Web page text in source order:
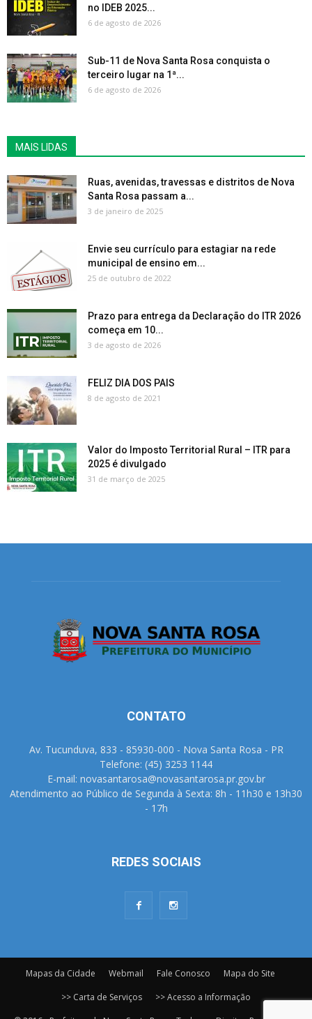
no IDEB 2025...
6 de agosto de 2026
Sub-11 de Nova Santa Rosa conquista o
terceiro lugar na 1ª...
6 de agosto de 2026
MAIS LIDAS
Ruas, avenidas, travessas e distritos de Nova
Santa Rosa passam a...
3 de janeiro de 2025
Envie seu currículo para estagiar na rede
municipal de ensino em...
25 de outubro de 2022
Prazo para entrega da Declaração do ITR 2026
começa em 10...
3 de agosto de 2026
FELIZ DIA DOS PAIS
8 de agosto de 2021
Valor do Imposto Territorial Rural – ITR para
2025 é divulgado
31 de março de 2025
CONTATO
Av. Tucunduva, 833 - 85930-000 - Nova Santa Rosa - PR
Telefone: (45) 3253 1144
E-mail: novasantarosa@novasantarosa.pr.gov.br
Atendimento ao Público de Segunda à Sexta: 8h - 11h30 e 13h30
- 17h
REDES SOCIAIS
Mapas da Cidade Webmail Fale Conosco
Mapa do Site
>> Carta de Serviços
>> Acesso a Informação